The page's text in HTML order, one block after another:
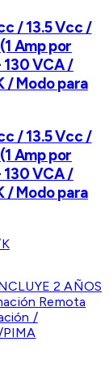
/ 13.5 Vcc /
Amp por
VCA /
/ Modo para
/ 13.5 Vcc /
Amp por
VCA /
/ Modo para